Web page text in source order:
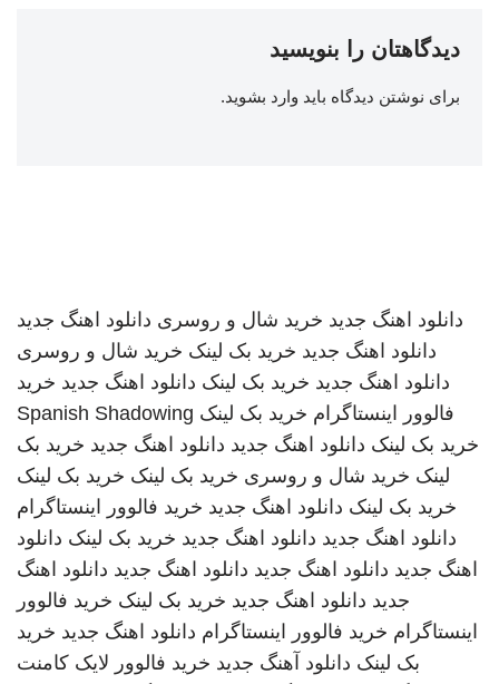
دیدگاهتان را بنویسید
برای نوشتن دیدگاه باید وارد بشوید.
دانلود اهنگ جدید خرید شال و روسری دانلود اهنگ جدید
دانلود اهنگ جدید خرید بک لینک خرید شال و روسری
دانلود اهنگ جدید خرید بک لینک دانلود اهنگ جدید خرید
فالوور اینستاگرام خرید بک لینک Spanish Shadowing
خرید بک لینک دانلود اهنگ جدید دانلود اهنگ جدید خرید بک
لینک خرید شال و روسری خرید بک لینک خرید بک لینک
خرید بک لینک دانلود اهنگ جدید خرید فالوور اینستاگرام
دانلود اهنگ جدید دانلود اهنگ جدید خرید بک لینک دانلود
اهنگ جدید دانلود اهنگ جدید دانلود اهنگ جدید دانلود اهنگ
جدید دانلود اهنگ جدید خرید بک لینک خرید فالوور
اینستاگرام خرید فالوور اینستاگرام دانلود اهنگ جدید خرید
بک لینک دانلود آهنگ جدید خرید فالوور لایک کامنت